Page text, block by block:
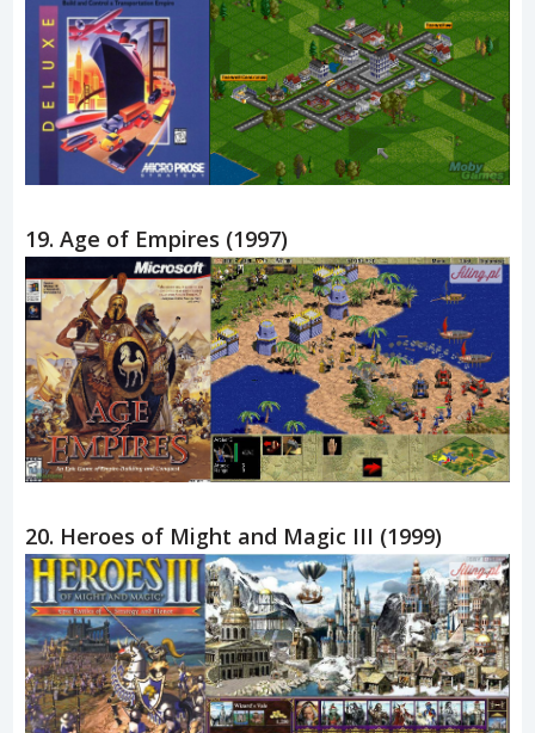
19. Age of Empires (1997)
20. Heroes of Might and Magic III (1999)